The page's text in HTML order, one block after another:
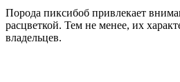
Порода пиксибоб привлекает
расцветкой. Тем не менее, их
владельцев.